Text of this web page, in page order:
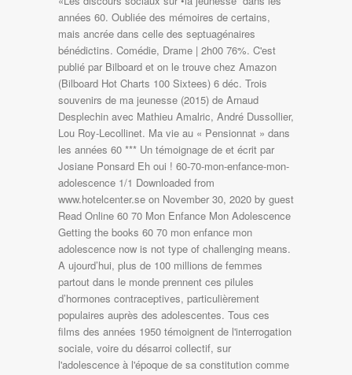
années 60. Oubliée des mémoires de certains,
mais ancrée dans celle des septuagénaires
bénédictins. Comédie, Drame | 2h00 76%. C'est
publié par Bilboard et on le trouve chez Amazon
(Bilboard Hot Charts 100 Sixtees) 6 déc. Trois
souvenirs de ma jeunesse (2015) de Arnaud
Desplechin avec Mathieu Amalric, André Dussollier,
Lou Roy-Lecollinet. Ma vie au « Pensionnat » dans
les années 60 *** Un témoignage de et écrit par
Josiane Ponsard Eh oui ! 60-70-mon-enfance-mon-
adolescence 1/1 Downloaded from
www.hotelcenter.se on November 30, 2020 by guest
Read Online 60 70 Mon Enfance Mon Adolescence
Getting the books 60 70 mon enfance mon
adolescence now is not type of challenging means.
A ujourd’hui, plus de 100 millions de femmes
partout dans le monde prennent ces pilules
d’hormones contraceptives, particulièrement
populaires auprès des adolescentes. Tous ces
films des années 1950 témoignent de l'interrogation
sociale, voire du désarroi collectif, sur
l'adolescence à l'époque de sa constitution comme